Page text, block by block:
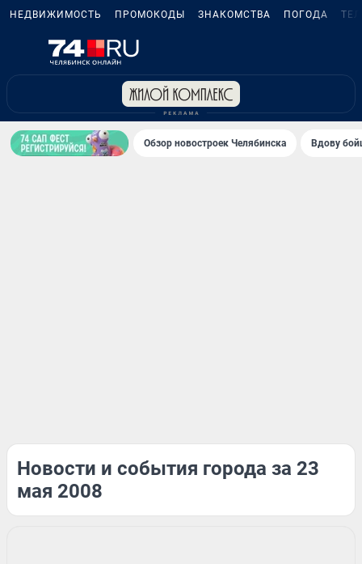
НЕДВИЖИМОСТЬ ПРОМОКОДЫ ЗНАКОМСТВА ПОГОДА
Обзор новостроек Челябинска Вдову
Новости и события города за 23
мая 2008